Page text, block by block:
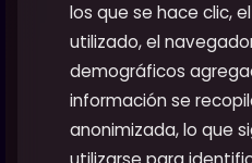
los que se hace clic,
utilizado, el
demográficos
información se
anonimizada, lo que